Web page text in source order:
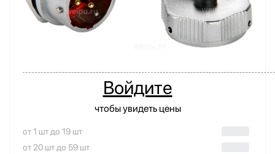
Войдите
чтобы увидеть цены
от 1 шт до 19 шт
от 20 шт до 59 шт